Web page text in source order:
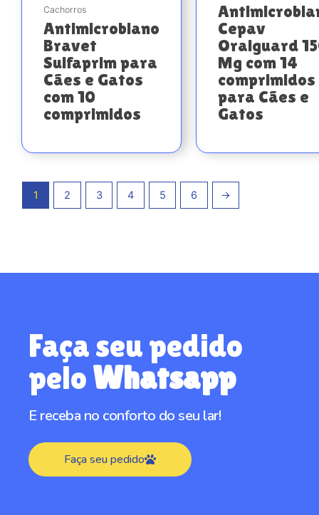
Cachorros
Antimicrobiano
Bravet
Sulfaprim para
Cães e Gatos
com 10
comprimidos
Cepav
Oralguard
Mg com 14
comprimidos
para Cães e
Gatos
1 2 3 4 5 6 →
Faça seu pedido
peloWhatsapp
E receba no conforto do seu lar!
Faça seu pedido